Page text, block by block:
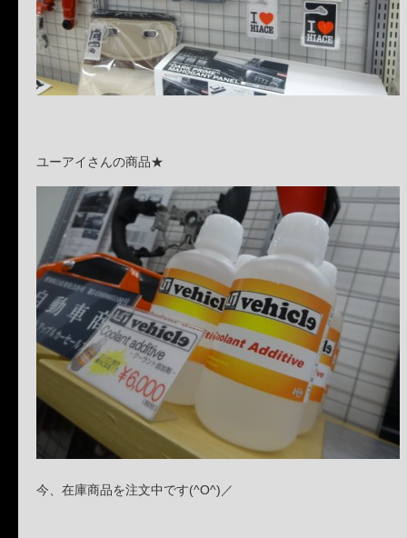
ユーアイさんの商品★
今、在庫商品を注文中です(^O^)／